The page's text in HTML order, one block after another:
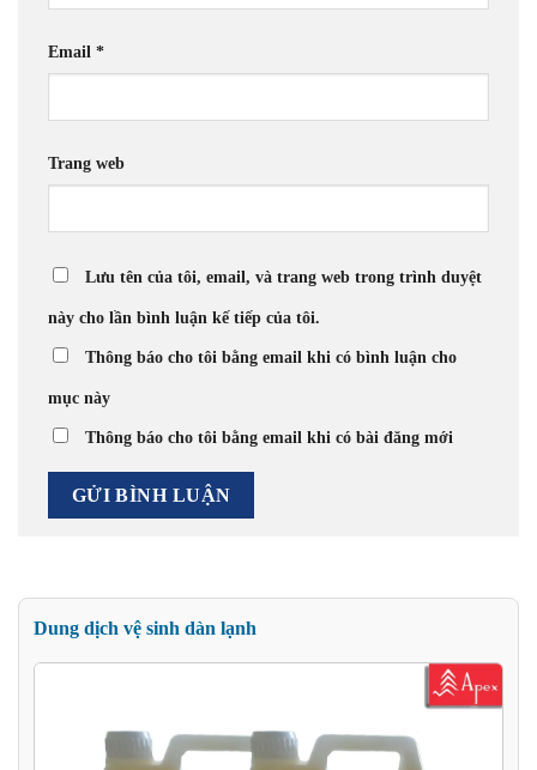
Email *
Trang web
Lưu tên của tôi, email, và trang web trong trình duyệt
này cho lần bình luận kế tiếp của tôi.
Thông báo cho tôi bằng email khi có bình luận cho
mục này
Thông báo cho tôi bằng email khi có bài đăng mới
Dung dịch vệ sinh dàn lạnh